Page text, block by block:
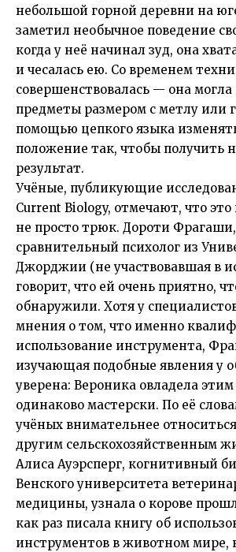
небольшой горной деревни на
заметил необычное поведение
когда у неё начинал зуд, она
и чесалась ею. Со временем
совершенствовалась — она могла
предметы размером с метлу или
помощью цепкого языка
положение так, чтобы получить
результат.
Учёные, публикующие
Current Biology, отмечают, что
не просто трюк. Дороти Фрагаши,
сравнительный психолог из
Джорджии (не участвовавшая в
говорит, что ей очень приятно,
обнаружили. Хотя у
мнения о том, что именно
использование инструмента,
изучающая подобные явления у
уверена: Вероника овладела
одинаково мастерски. По её
учёных внимательнее
другим сельскохозяйственным
Алиса Ауэрсперг, когнитивный
Венского университета
медицины, узнала о корове
как раз писала книгу об
инструментов в животном мире,